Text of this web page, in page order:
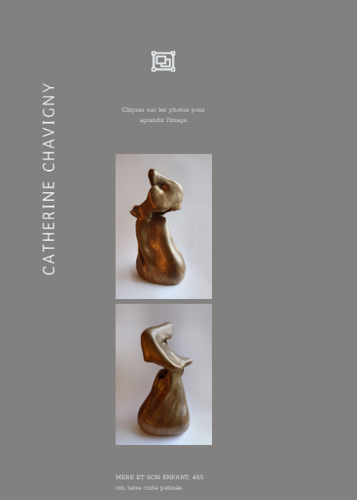
Cliquez sur les photos pour
agrandir l’image.
MÈRE ET SON ENFANT, 48,5
cm, terre cuite patinée